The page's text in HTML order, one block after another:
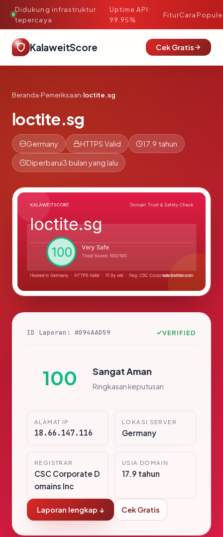
Didukung infrastruktur
tepercaya
·
Uptime API:
99.95%
FiturCara
KalaweitScore Cek Gratis
Beranda›Pemeriksaan›loctite.sg
loctite.sg
Germany HTTPS Valid 17.9 tahun
Diperbarui3 bulan yang lalu
ID Laporan: #094AAD59 VERIFIED
100 Sangat Aman
Ringkasan keputusan
ALAMAT IP
18.66.147.116
LOKASI SERVER
Germany
REGISTRAR
CSC Corporate D
omains Inc
USIA DOMAIN
17.9 tahun
Laporan lengkap ↓ Cek Gratis